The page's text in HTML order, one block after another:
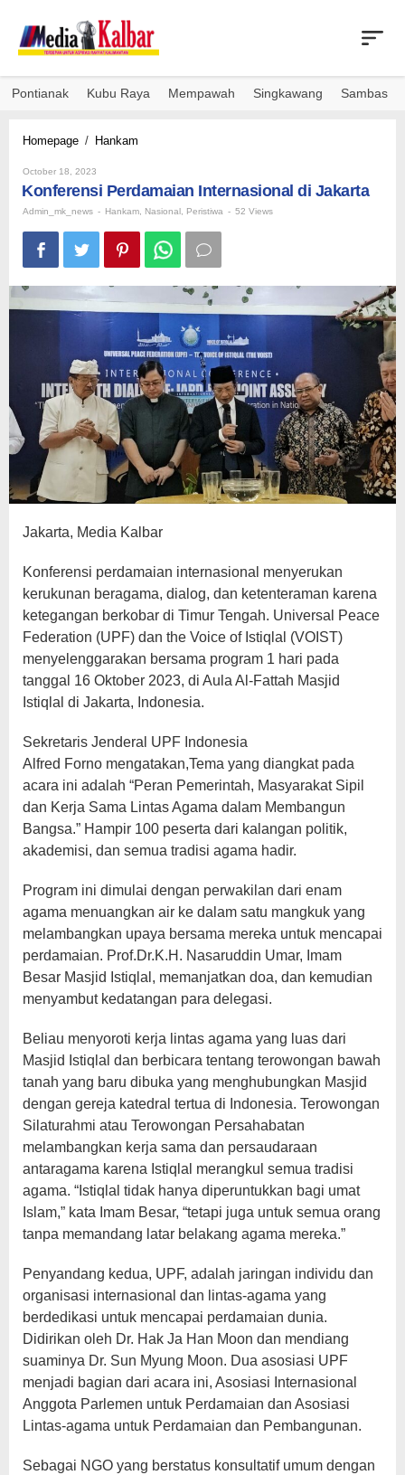
content
Pontianak Kubu Raya Mempawah Singkawang Sambas
Homepage / Hankam
di
Jakarta
October 18, 2023
Konferensi Perdamaian Internasional di Jakarta
Admin_mk_news - Hankam Nasional Peristiwa - 52 Views
Jakarta, Media Kalbar
Konferensi perdamaian internasional menyerukan
kerukunan beragama, dialog, dan ketenteraman karena
ketegangan berkobar di Timur Tengah. Universal Peace
Federation (UPF) dan the Voice of Istiqlal (VOIST)
menyelenggarakan bersama program 1 hari pada
tanggal 16 Oktober 2023, di Aula Al-Fattah Masjid
Istiqlal di Jakarta, Indonesia.
Sekretaris Jenderal UPF Indonesia
Alfred Forno mengatakan,Tema yang diangkat pada
acara ini adalah “Peran Pemerintah, Masyarakat Sipil
dan Kerja Sama Lintas Agama dalam Membangun
Bangsa.” Hampir 100 peserta dari kalangan politik,
akademisi, dan semua tradisi agama hadir.
Program ini dimulai dengan perwakilan dari enam
agama menuangkan air ke dalam satu mangkuk yang
melambangkan upaya bersama mereka untuk mencapai
perdamaian. Prof.Dr.K.H. Nasaruddin Umar, Imam
Besar Masjid Istiqlal, memanjatkan doa, dan kemudian
menyambut kedatangan para delegasi.
Beliau menyoroti kerja lintas agama yang luas dari
Masjid Istiqlal dan berbicara tentang terowongan bawah
tanah yang baru dibuka yang menghubungkan Masjid
dengan gereja katedral tertua di Indonesia. Terowongan
Silaturahmi atau Terowongan Persahabatan
melambangkan kerja sama dan persaudaraan
antaragama karena Istiqlal merangkul semua tradisi
agama. “Istiqlal tidak hanya diperuntukkan bagi umat
Islam,” kata Imam Besar, “tetapi juga untuk semua orang
tanpa memandang latar belakang agama mereka.”
Penyandang kedua, UPF, adalah jaringan individu dan
organisasi internasional dan lintas-agama yang
berdedikasi untuk mencapai perdamaian dunia.
Didirikan oleh Dr. Hak Ja Han Moon dan mendiang
suaminya Dr. Sun Myung Moon. Dua asosiasi UPF
menjadi bagian dari acara ini, Asosiasi Internasional
Anggota Parlemen untuk Perdamaian dan Asosiasi
Lintas-agama untuk Perdamaian dan Pembangunan.
Sebagai NGO yang berstatus konsultatif umum dengan